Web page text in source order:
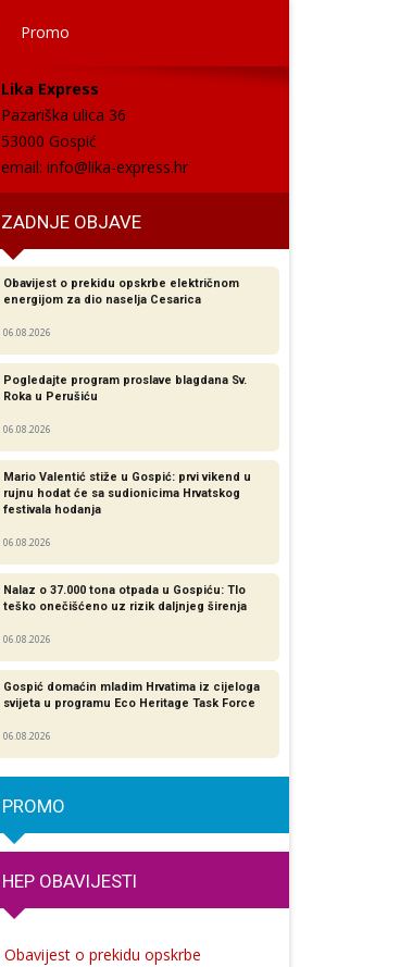
Promo
Lika Express
Pazariška ulica 36
53000 Gospić
email: info@lika-express.hr
ZADNJE OBJAVE
Obavijest o prekidu opskrbe električnom
energijom za dio naselja Cesarica
06.08.2026
Pogledajte program proslave blagdana Sv.
Roka u Perušiću
06.08.2026
Mario Valentić stiže u Gospić: prvi vikend u
rujnu hodat će sa sudionicima Hrvatskog
festivala hodanja
06.08.2026
Nalaz o 37.000 tona otpada u Gospiću: Tlo
teško onečišćeno uz rizik daljnjeg širenja
06.08.2026
Gospić domaćin mladim Hrvatima iz cijeloga
svijeta u programu Eco Heritage Task Force
06.08.2026
PROMO
HEP OBAVIJESTI
Obavijest o prekidu opskrbe